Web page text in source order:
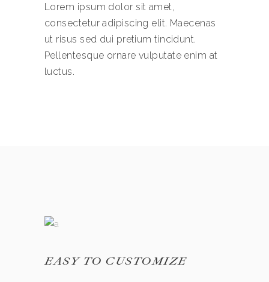
Lorem ipsum dolor sit amet,
consectetur adipiscing elit. Maecenas
ut risus sed dui pretium tincidunt.
Pellentesque ornare vulputate enim at
luctus.
EASY TO CUSTOMIZE